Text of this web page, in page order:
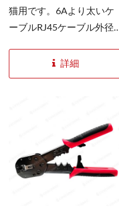
猫用です。6Aより太いケ
ーブルRJ45ケーブル外径
応するコネクタです。この
大径圧着工具には2つの特
を圧着するためのクランプ
ヘッドです。もう1つは、
操作が簡単で省スペースな
ラチェット式リリース機構
詳細